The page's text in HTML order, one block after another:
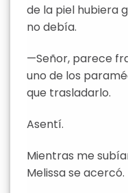
de la piel hubiera
no debía.
—Señor, parece
uno de los
que trasladarlo.
Asentí.
Mientras me
Melissa se acercó.